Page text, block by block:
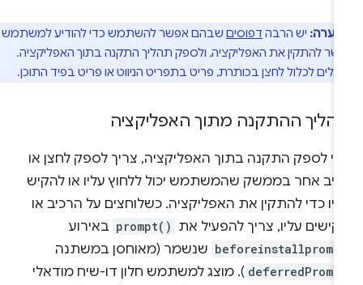
הערה:יש הרבהדפוסיםשבהם אפשר להשתמש כדי להודיע למשתמש
להתקין את האפליקציה, ולספק תהליך התקנה בתוך האפליקציה.
לכלול לחצן בכותרת, פריט בתפריט הניווט או פריט בפיד התוכן.
ההתקנה מתוך האפליקציה
לספק התקנה בתוך האפליקציה, צריך לספק לחצן או
אחר בממשק שהמשתמש יכול ללחוץ עליו או להקיש
כדי להתקין את האפליקציה. כשלוחצים על הרכיב או
עליו, צריך להפעיל את prompt() באירוע
שנשמר (מאוחסן במשתנה
). מוצג למשתמש חלון דו-שיח מודאלי